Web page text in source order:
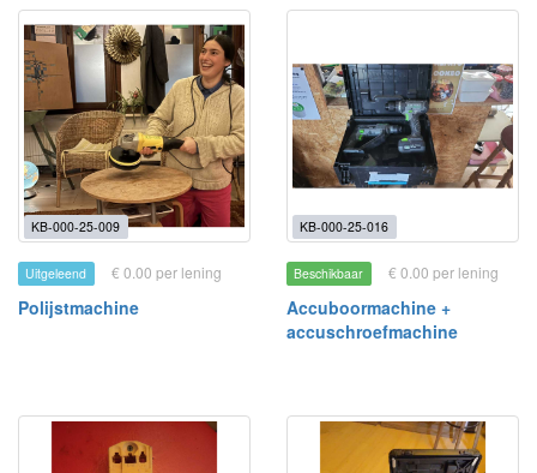
KB-000-25-009
Uitgeleend € 0.00 per lening
Polijstmachine
KB-000-25-016
Beschikbaar € 0.00 per lening
Accuboormachine +
accuschroefmachine